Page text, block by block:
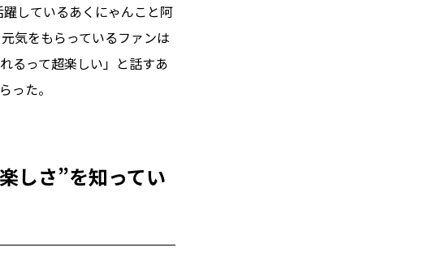
しているあくにゃんこと阿
気をもらっているファンは
るって超楽しい」と話すあ
った。
しさ”を知ってい